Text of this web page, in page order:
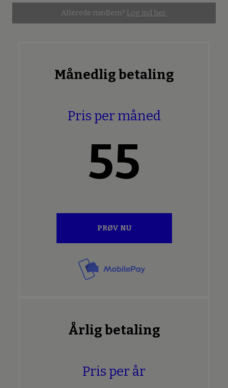
Allerede medlem? Log ind her.
Månedlig betaling
Pris per måned
55
PRØV NU
Årlig betaling
Pris per år